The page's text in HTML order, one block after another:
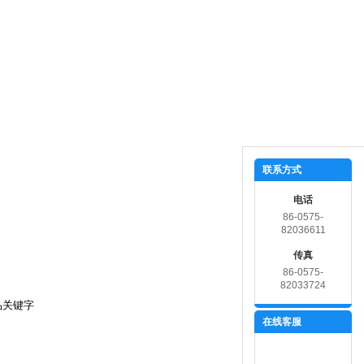
联系方式
电话
86-0575-
82036611
传真
86-0575-
82033724
在线客服